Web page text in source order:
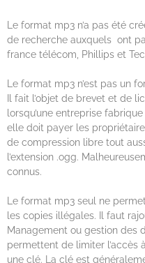
Le format mp3 n’a pas été
de recherche auxquels ont
france télécom, Phillips et
Le format mp3 n’est pas un
Il fait l’objet de brevet et de
lorsqu’une entreprise
elle doit payer les
de compression libre tout
l’extension .ogg.
connus.
Le format mp3 seul ne
les copies illégales. Il faut
Management ou gestion des
permettent de limiter l’accès
une clé. La clé est